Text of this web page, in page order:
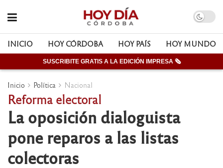
INICIO HOY CÓRDOBA HOY PAÍS HOY MUNDO
SUSCRIBITE GRATIS A LA EDICIÓN IMPRESA 🗞
Inicio Política Nacional
Reforma electoral
La oposición dialoguista
pone reparos a las listas
colectoras